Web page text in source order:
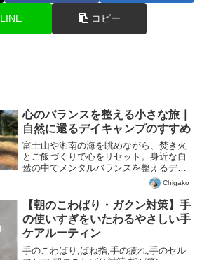
LINE コピー
心のバランスを整える小さな旅｜
自然に還るデイキャンプのすすめ
富士山や湘南の海を眺めながら、焚き火
とご飯づくりで心をリセット。身近な自
然の中でメンタルバランスを整えるデイ
Chigako
【朝のこわばり・ガクン対策】手
の使いすぎをいたわるやさしい手
ケアルーティン
手のこわばり,ばね指,手の疲れ,手のセル